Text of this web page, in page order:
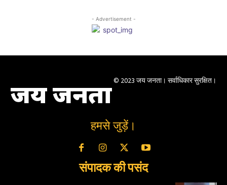
- Advertisement -
जय जनता © 2023 जय जनता। सर्वाधिकार सुरक्षित।
हमसे जुड़ें।
संपादक की पसंद